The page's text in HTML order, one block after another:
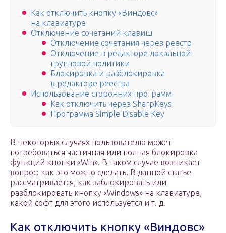
Как отключить кнопку «Виндовс»
на клавиатуре
Отключение сочетаний клавиш
Отключение сочетания через реестр
Отключение в редакторе локальной
групповой политики
Блокировка и разблокировка
в редакторе реестра
Использование сторонних программ
Как отключить через SharpKeys
Программа Simple Disable Key
В некоторых случаях пользователю может
потребоваться частичная или полная блокировка
функций кнопки «Win». В таком случае возникает
вопрос: как это можно сделать. В данной статье
рассматривается, как заблокировать или
разблокировать кнопку «Windows» на клавиатуре,
какой софт для этого используется и т. д.
Как отключить кнопку «Виндовс»